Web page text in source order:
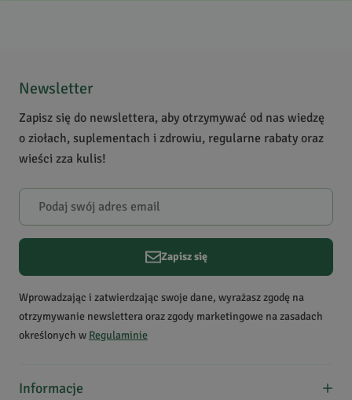
trądzikowej, masaże i
kąpiele energetyzujące,
dla kobiet w ciąży i dzieci
poniżej 4 roku życia
intensywny. Poprawia
Bądź pierwszą osobą, która podzieli się opinią o tym
Powiadomienie
W naszej witrynie opinie mogą dodawać tylko osoby,
Newsletter
Zapisz się do newslettera, aby otrzymywać od nas wiedzę
o ziołach, suplementach i zdrowiu, regularne rabaty oraz
wieści zza kulis!
Zapisz się
Wprowadzając i zatwierdzając swoje dane, wyrażasz zgodę na
otrzymywanie newslettera oraz zgody marketingowe na zasadach
określonych w Regulaminie
Informacje